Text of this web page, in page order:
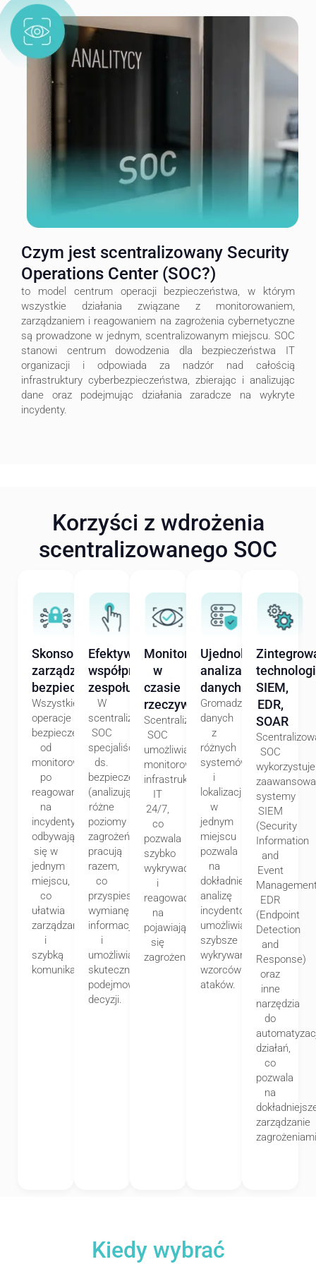
Czym jest scentralizowany Security
Operations Center (SOC?)
to model centrum operacji bezpieczeństwa, w którym
wszystkie działania związane z monitorowaniem,
zarządzaniem i reagowaniem na zagrożenia cybernetyczne
są prowadzone w jednym, scentralizowanym miejscu. SOC
stanowi centrum dowodzenia dla bezpieczeństwa IT
organizacji i odpowiada za nadzór nad całością
infrastruktury cyberbezpieczeństwa, zbierając i analizując
dane oraz podejmując działania zaradcze na wykryte
incydenty.
Korzyści z wdrożenia
scentralizowanego SOC
Skonsolidowane
zarządzanie
bezpieczeństwem
Wszystkie
operacje
bezpieczeństwa,
od
monitorowania
po
reagowanie
na
incydenty,
odbywają
się w
jednym
miejscu,
co
ułatwia
zarządzanie
i
szybką
komunikację.
Efektywna
współpraca
zespołu
W
scentralizowanym
SOC
specjaliści
ds.
bezpieczeństwa
(analizujący
różne
poziomy
zagrożeń)
pracują
razem,
co
przyspiesza
wymianę
informacji
i
umożliwia
skuteczniejsze
podejmowanie
decyzji.
Monitorowanie
w
czasie
rzeczywistym
Scentralizowany
SOC
umożliwia
monitorowanie
infrastruktury
IT
24/7,
co
pozwala
szybko
wykrywać
i
reagować
na
pojawiające
się
zagrożenia.
Ujednolicona
analiza
danych
Gromadzenie
danych
z
różnych
systemów
i
lokalizacji
w
jednym
miejscu
pozwala
na
dokładniejszą
analizę
incydentów,
umożliwiając
szybsze
wykrywanie
wzorców
ataków.
SIEM,
EDR,
SOAR
SOC
wykorzystuje
systemy
SIEM
(Security
Information
and
Event
EDR
(Endpoint
Detection
and
Response)
oraz
inne
narzędzia
do
działań,
co
pozwala
na
zarządzanie
Kiedy wybrać